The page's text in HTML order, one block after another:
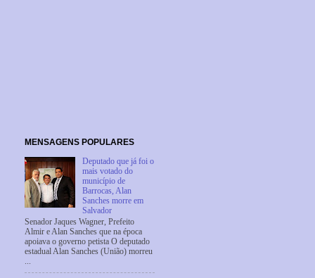
MENSAGENS POPULARES
Deputado que já foi o
mais votado do
município de
Barrocas, Alan
Sanches morre em
Salvador
Senador Jaques Wagner, Prefeito
Almir e Alan Sanches que na época
apoiava o governo petista O deputado
estadual Alan Sanches (União) morreu
...